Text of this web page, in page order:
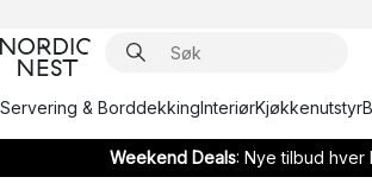
Servering & BorddekkingInteriørKjøkkenutstyr
Weekend Deals: Nye tilbud hver